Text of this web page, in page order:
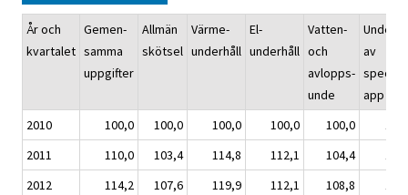
År och
kvartalet
Gemen-
samma
uppgifter
Allmän
skötsel
Värme-
underhåll
El-
underhåll
Vatten-
och
avlopps-
unde
av
special-
app
2010
100,0 100,0 100,0 100,0 100,0
2011
110,0 103,4 114,8 112,1 104,4
2012
114,2 107,6 119,9 112,1 108,8